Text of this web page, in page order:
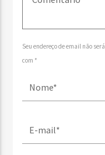
Seu endereço de email não
com *